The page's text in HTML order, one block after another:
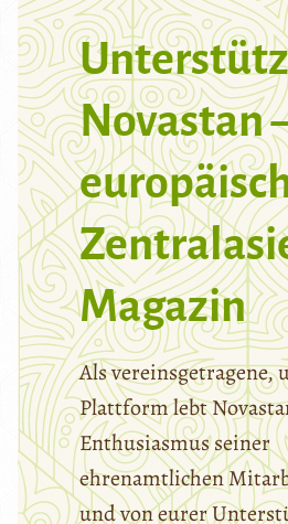
Novastan
Magazin
Als vereinsgetragene,
Plattform lebt
Enthusiasmus seiner
ehrenamtlichen
und von eurer